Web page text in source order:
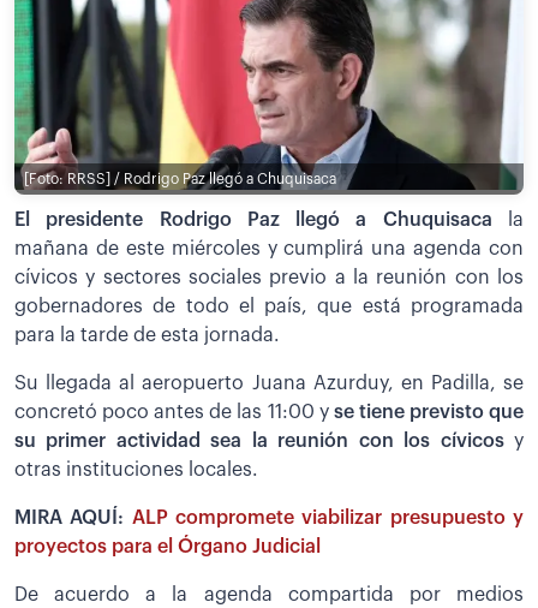
[Foto: RRSS] / Rodrigo Paz llegó a Chuquisaca
El presidente Rodrigo Paz llegó a Chuquisaca la
mañana de este miércoles y cumplirá una agenda con
cívicos y sectores sociales previo a la reunión con los
gobernadores de todo el país, que está programada
para la tarde de esta jornada.
Su llegada al aeropuerto Juana Azurduy, en Padilla, se
concretó poco antes de las 11:00 yse tiene previsto que
su primer actividad sea la reunión con los cívicos y
otras instituciones locales.
MIRA AQUÍ: ALP compromete viabilizar presupuesto y
proyectos para el Órgano Judicial
De acuerdo a la agenda compartida por medios